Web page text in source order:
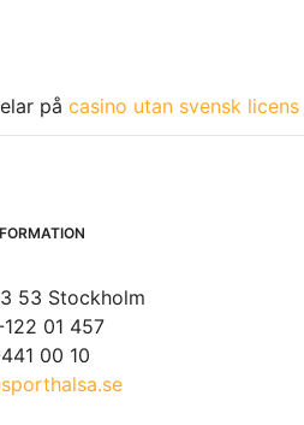
på casino utan svensk licens
53 Stockholm
01 457
00 10